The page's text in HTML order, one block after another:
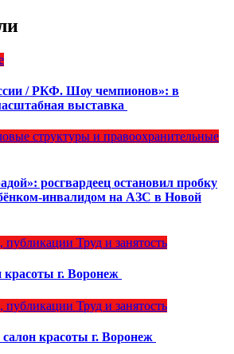
/ РКФ. Шоу чемпионов»: в
выставка
структуры и правоохранительные
росгвардеец остановил пробку
инвалидом на АЗС в Новой
публикации Труд и занятость
г. Воронеж
публикации Труд и занятость
красоты г. Воронеж